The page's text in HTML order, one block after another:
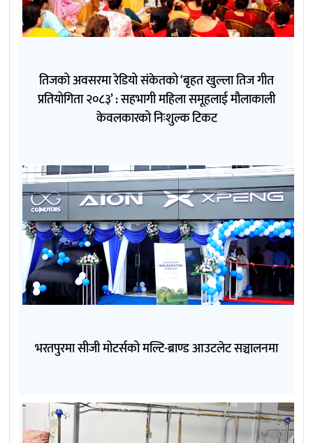
तिजको अवसरमा रेडियो संकेतको ‘बृहत खुल्ला तिज गीत
प्रतियोगिता २०८३’ : सहभागी महिला समूहलाई मौलाकाली
केवलकारको निःशुल्क टिकट
भरतपुरमा सीजी मोटर्सको मल्टि-ब्राण्ड आउटलेट सञ्चालनमा